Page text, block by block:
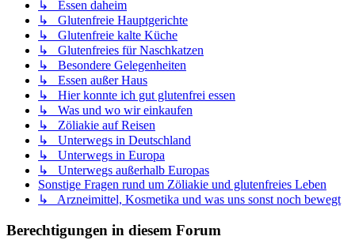
↳ Essen daheim
↳ Glutenfreie Hauptgerichte
↳ Glutenfreie kalte Küche
↳ Glutenfreies für Naschkatzen
↳ Besondere Gelegenheiten
↳ Essen außer Haus
↳ Hier konnte ich gut glutenfrei essen
↳ Was und wo wir einkaufen
↳ Zöliakie auf Reisen
↳ Unterwegs in Deutschland
↳ Unterwegs in Europa
↳ Unterwegs außerhalb Europas
Sonstige Fragen rund um Zöliakie und glutenfreies Leben
↳ Arzneimittel, Kosmetika und was uns sonst noch bewegt
Berechtigungen in diesem Forum